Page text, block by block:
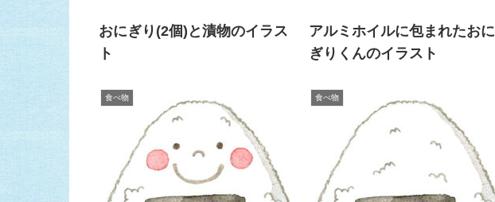
おにぎり(2個)と漬物のイラス
ト
アルミホイルに包まれたおに
ぎりくんのイラスト
食べ物 食べ物